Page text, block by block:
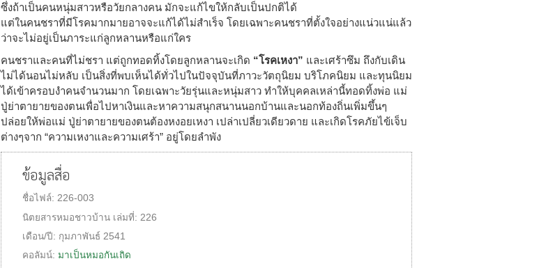
ซึ่งถ้าเป็นคนหนุ่มสาวหรือวัยกลางคน มักจะแก้ไขให้กลับเป็นปกติได้
แต่ในคนชราที่มีโรคมากมายอาจจะแก้ได้ไม่สำเร็จ โดยเฉพาะคนชราที่ตั้งใจอย่างแน่วแน่แล้ว
ว่าจะไม่อยู่เป็นภาระแก่ลูกหลานหรือแก่ใคร
คนชราและคนที่ไม่ชรา แต่ถูกทอดทิ้งโดยลูกหลานจะเกิด “โรคเหงา” และเศร้าซึม ถึงกับเดิน
ไม่ได้นอนไม่หลับ เป็นสิ่งที่พบเห็นได้ทั่วไปในปัจจุบันที่ภาวะวัตถุนิยม บริโภคนิยม และทุนนิยม
ได้เข้าครอบงำคนจำนวนมาก โดยเฉพาะวัยรุ่นและหนุ่มสาว ทำให้บุคคลเหล่านี้ทอดทิ้งพ่อ แม่
ปู่ย่าตายายของตนเพื่อไปหาเงินและหาความสนุกสนานนอกบ้านและนอกท้องถิ่นเพิ่มขึ้นๆ
ปล่อยให้พ่อแม่ ปู่ย่าตายายของตนต้องหงอยเหงา เปล่าเปลี่ยวเดียวดาย และเกิดโรคภัยไข้เจ็บ
ต่างๆจาก “ความเหงาและความเศร้า” อยู่โดยลำพัง
ข้อมูลสื่อ
ชื่อไฟล์: 226-003
นิตยสารหมอชาวบ้าน เล่มที่: 226
เดือน/ปี: กุมภาพันธ์ 2541
คอลัมน์: มาเป็นหมอกันเถิด